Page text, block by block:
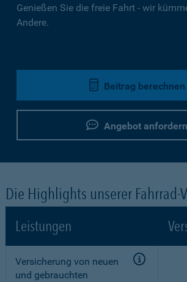
Genießen Sie die freie Fahrt - wir
Andere.
Beitrag berechnen
Angebot anfordern
Die Highlights unserer Fahrrad-
Leistungen
Versicherung von neuen
und gebrauchten